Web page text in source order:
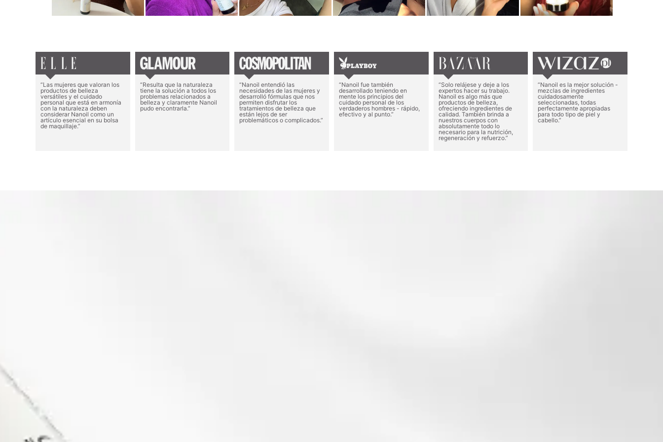
“Las mujeres que valoran los
productos de belleza
versátiles y el cuidado
personal que está en armonía
con la naturaleza deben
considerar Nanoil como un
artículo esencial en su bolsa
de maquillaje.”
“Resulta que la naturaleza
tiene la solución a todos los
problemas relacionados a
belleza y claramente Nanoil
pudo encontrarla.”
“Nanoil entendió las
necesidades de las mujeres y
desarrolló fórmulas que nos
permiten disfrutar los
tratamientos de belleza que
están lejos de ser
problemáticos o complicados.”
“Nanoil fue también
desarrollado teniendo en
mente los principios del
cuidado personal de los
verdaderos hombres - rápido,
efectivo y al punto.”
“Solo relájese y deje a los
expertos hacer su trabajo.
Nanoil es algo más que
productos de belleza,
ofreciendo ingredientes de
calidad. También brinda a
nuestros cuerpos con
absolutamente todo lo
necesario para la nutrición,
regeneración y refuerzo.”
“Nanoil es la mejor solución -
mezclas de ingredientes
cuidadosamente
seleccionadas, todas
perfectamente apropiadas
para todo tipo de piel y
cabello.”